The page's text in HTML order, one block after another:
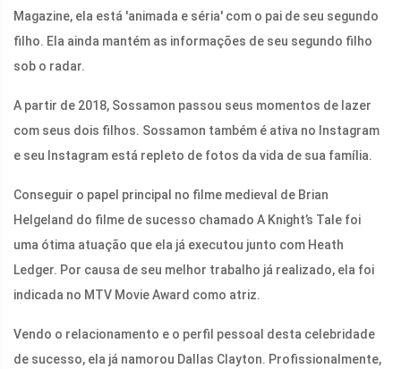
Magazine, ela está 'animada e séria' com o pai de seu segundo
filho. Ela ainda mantém as informações de seu segundo filho
sob o radar.
A partir de 2018, Sossamon passou seus momentos de lazer
com seus dois filhos. Sossamon também é ativa no Instagram
e seu Instagram está repleto de fotos da vida de sua família.
Conseguir o papel principal no filme medieval de Brian
Helgeland do filme de sucesso chamado A Knight’s Tale foi
uma ótima atuação que ela já executou junto com Heath
Ledger. Por causa de seu melhor trabalho já realizado, ela foi
indicada no MTV Movie Award como atriz.
Vendo o relacionamento e o perfil pessoal desta celebridade
de sucesso, ela já namorou Dallas Clayton. Profissionalmente,